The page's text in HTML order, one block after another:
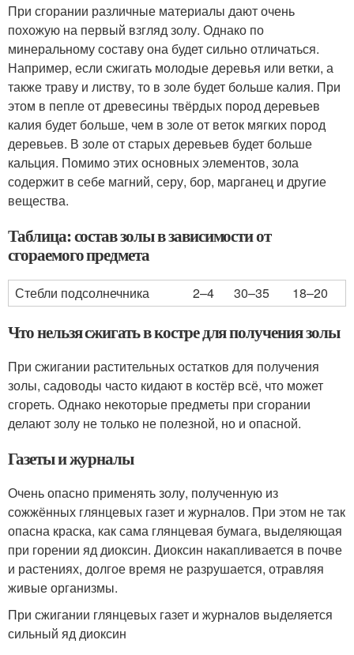
При сгорании различные материалы дают очень
похожую на первый взгляд золу. Однако по
минеральному составу она будет сильно отличаться.
Например, если сжигать молодые деревья или ветки, а
также траву и листву, то в золе будет больше калия. При
этом в пепле от древесины твёрдых пород деревьев
калия будет больше, чем в золе от веток мягких пород
деревьев. В золе от старых деревьев будет больше
кальция. Помимо этих основных элементов, зола
содержит в себе магний, серу, бор, марганец и другие
вещества.
Таблица: состав золы в зависимости от
сгораемого предмета
Стебли подсолнечника 2–4 30–35 18–20
Что нельзя сжигать в костре для получения золы
При сжигании растительных остатков для получения
золы, садоводы часто кидают в костёр всё, что может
сгореть. Однако некоторые предметы при сгорании
делают золу не только не полезной, но и опасной.
Газеты и журналы
Очень опасно применять золу, полученную из
сожжённых глянцевых газет и журналов. При этом не так
опасна краска, как сама глянцевая бумага, выделяющая
при горении яд диоксин. Диоксин накапливается в почве
и растениях, долгое время не разрушается, отравляя
живые организмы.
При сжигании глянцевых газет и журналов выделяется
сильный яд диоксин